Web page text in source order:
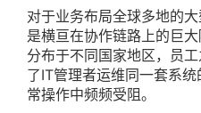
对于业务布局全球多地的
是横亘在协作链路上的巨
分布于不同国家地区，员
了IT管理者运维同一套系
常操作中频频受阻。